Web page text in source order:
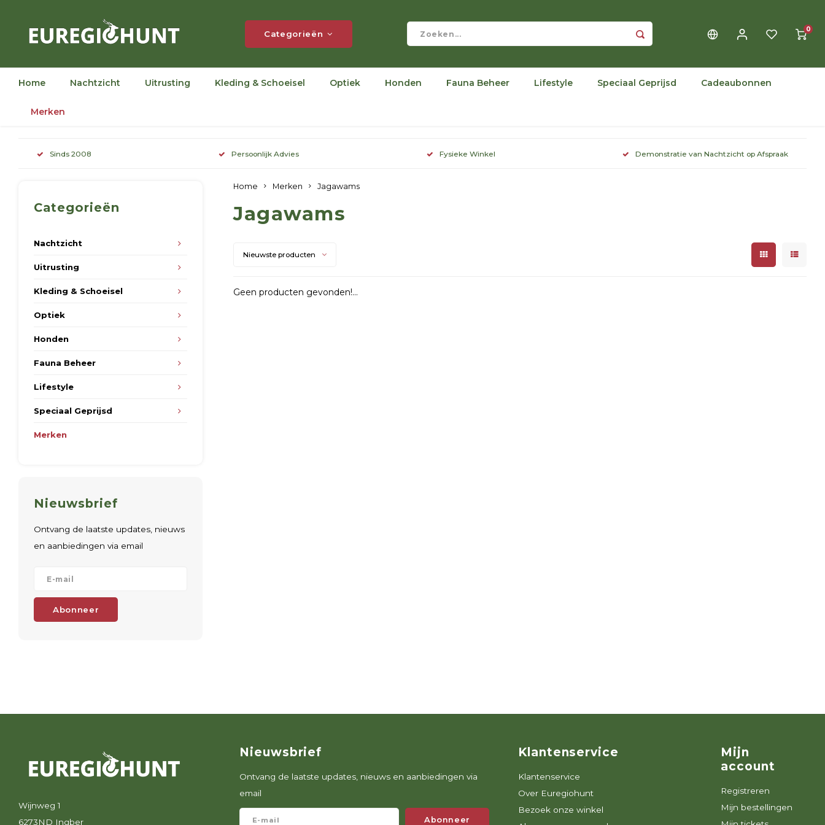
Categorieën 0
Home Nachtzicht Uitrusting Kleding & Schoeisel Optiek Honden Fauna Beheer Lifestyle Speciaal Geprijsd Cadeaubonnen
Merken
Sinds 2008 Persoonlijk Advies Fysieke Winkel Demonstratie van Nachtzicht op Afspraak
Categorieën
Nachtzicht
Uitrusting
Kleding & Schoeisel
Optiek
Honden
Fauna Beheer
Lifestyle
Speciaal Geprijsd
Merken
Nieuwsbrief
Ontvang de laatste updates, nieuws
en aanbiedingen via email
Abonneer
Home Merken Jagawams
Jagawams
Nieuwste producten
Geen producten gevonden!...
Wijnweg 1
6273ND Ingber
Nieuwsbrief
Ontvang de laatste updates, nieuws en aanbiedingen via
email
Abonneer
Klantenservice
Klantenservice
Over Euregiohunt
Bezoek onze winkel
Mijn
account
Registreren
Mijn bestellingen